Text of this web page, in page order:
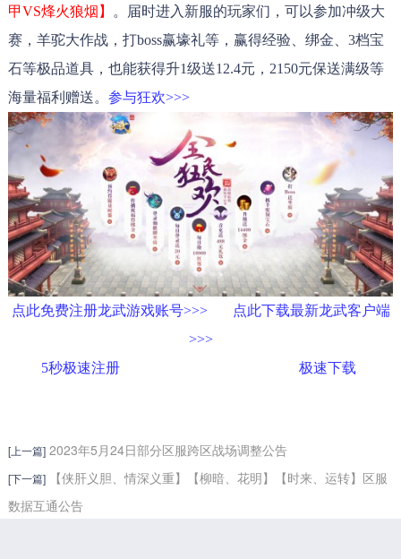
甲VS烽火狼烟】
。届时进入新服的玩家们，可以参加冲级大
赛，羊驼大作战，打boss赢壕礼等，赢得经验、绑金、3档宝
石等极品道具，也能获得升1级送12.4元，2150元保送满级等
海量福利赠送。 参与狂欢>>>
点此免费注册龙武游戏账号>>>
点此下载最新龙武客户端
>>>
5秒极速注册
极速下载
[上一篇] 2023年5月24日部分区服跨区战场调整公告
[下一篇]
【侠肝义胆、情深义重】【柳暗、花明】【时来、运转】区服
数据互通公告